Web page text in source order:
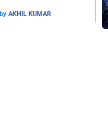
by AKHIL KUMAR